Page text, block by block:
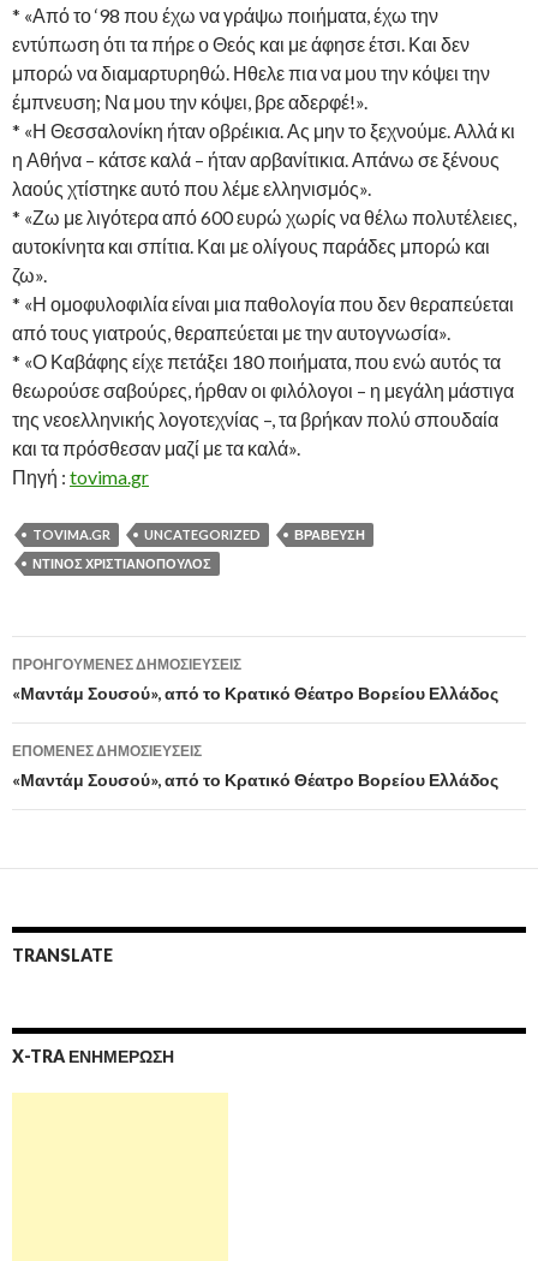
* «Από το ‘98 που έχω να γράψω ποιήματα, έχω την
εντύπωση ότι τα πήρε ο Θεός και με άφησε έτσι. Και δεν
μπορώ να διαμαρτυρηθώ. Ηθελε πια να μου την κόψει την
έμπνευση; Να μου την κόψει, βρε αδερφέ!».
* «Η Θεσσαλονίκη ήταν οβρέικια. Ας μην το ξεχνούμε. Αλλά κι
η Αθήνα – κάτσε καλά – ήταν αρβανίτικια. Απάνω σε ξένους
λαούς χτίστηκε αυτό που λέμε ελληνισμός».
* «Ζω με λιγότερα από 600 ευρώ χωρίς να θέλω πολυτέλειες,
αυτοκίνητα και σπίτια. Και με ολίγους παράδες μπορώ και
ζω».
* «Η ομοφυλοφιλία είναι μια παθολογία που δεν θεραπεύεται
από τους γιατρούς, θεραπεύεται με την αυτογνωσία».
* «Ο Καβάφης είχε πετάξει 180 ποιήματα, που ενώ αυτός τα
θεωρούσε σαβούρες, ήρθαν οι φιλόλογοι – η μεγάλη μάστιγα
της νεοελληνικής λογοτεχνίας –, τα βρήκαν πολύ σπουδαία
και τα πρόσθεσαν μαζί με τα καλά».
Πηγή : tovima.gr
TOVIMA.GR UNCATEGORIZED
ΒΡΆΒΕΥΣΗ
ΝΤΊΝΟΣ ΧΡΙΣΤΙΑΝΌΠΟΥΛΟΣ
Πλοήγηση
άρθρων
ΠΡΟΗΓΟΎΜΕΝΕΣ ΔΗΜΟΣΙΕΎΣΕΙΣ
«Μαντάμ Σουσού», από το Κρατικό Θέατρο Βορείου Ελλάδος
ΕΠΌΜΕΝΕΣ ΔΗΜΟΣΙΕΎΣΕΙΣ
«Μαντάμ Σουσού», από το Κρατικό Θέατρο Βορείου Ελλάδος
TRANSLATE
X-TRA ΕΝΗΜΕΡΩΣΗ